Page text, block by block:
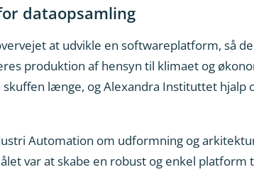
dataopsamling
at udvikle en softwareplatform, så
produktion af hensyn til klimaet og
længe, og Alexandra Instituttet hjalp
Automation om udformning og
var at skabe en robust og enkel platform